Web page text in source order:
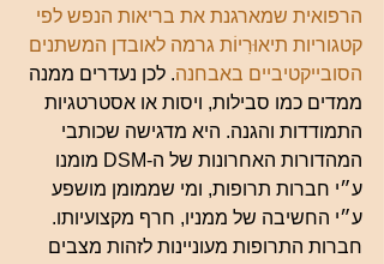
הרפואית שמארגנת את בריאות הנפש לפי
קטגוריות תיאוּרִיוֹת גרמה לאובדן המשתנים
הסובייקטיביים באבחנה. לכן נעדרים ממנה
ממדים כמו סבילות, ויסות או אסטרטגיות
התמודדות והגנה. היא מדגישה שכותבי
המהדורות האחרונות של ה-DSM מומנו
ע״י חברות תרופות, ומי שממומן מושפע
ע״י החשיבה של ממניו, חרף מקצועיותו.
חברות התרופות מעוניינות לזהות מצבים